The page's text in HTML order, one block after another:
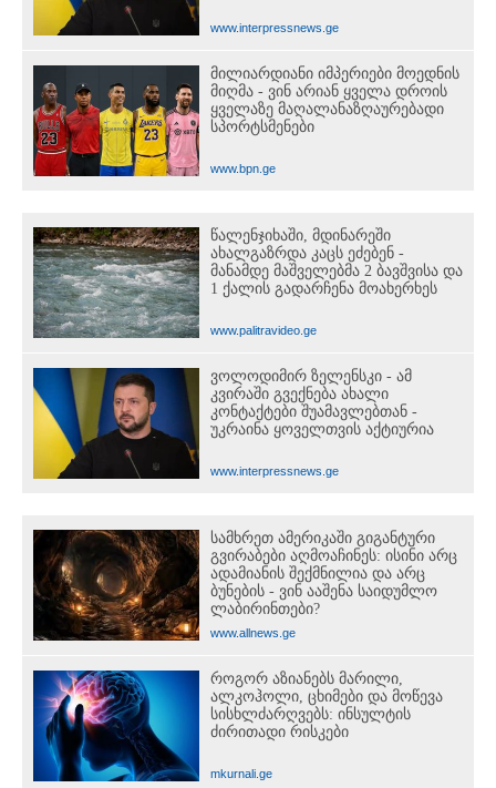
www.interpressnews.ge
მილიარდიანი იმპერიები მოედნის
მიღმა - ვინ არიან ყველა დროის
ყველაზე მაღალანაზღაურებადი
სპორტსმენები
www.bpn.ge
წალენჯიხაში, მდინარეში
ახალგაზრდა კაცს ეძებენ -
მანამდე მაშველებმა 2 ბავშვისა და
1 ქალის გადარჩენა მოახერხეს
www.palitravideo.ge
ვოლოდიმირ ზელენსკი - ამ
კვირაში გვექნება ახალი
კონტაქტები შუამავლებთან -
უკრაინა ყოველთვის აქტიურია
www.interpressnews.ge
სამხრეთ ამერიკაში გიგანტური
გვირაბები აღმოაჩინეს: ისინი არც
ადამიანის შექმნილია და არც
ბუნების - ვინ ააშენა საიდუმლო
ლაბირინთები?
www.allnews.ge
როგორ აზიანებს მარილი,
ალკოჰოლი, ცხიმები და მოწევა
სისხლძარღვებს: ინსულტის
ძირითადი რისკები
mkurnali.ge